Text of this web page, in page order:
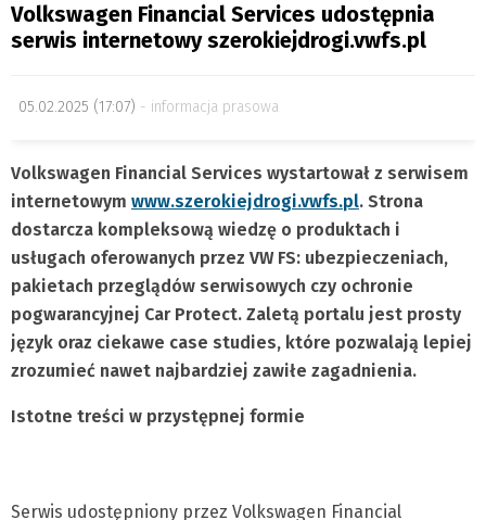
Volkswagen Financial Services udostępnia
serwis internetowy szerokiejdrogi.vwfs.pl
05.02.2025 (17:07) informacja prasowa
Volkswagen Financial Services wystartował z serwisem
internetowym www.szerokiejdrogi.vwfs.pl. Strona
dostarcza kompleksową wiedzę o produktach i
usługach oferowanych przez VW FS: ubezpieczeniach,
pakietach przeglądów serwisowych czy ochronie
pogwarancyjnej Car Protect. Zaletą portalu jest prosty
język oraz ciekawe case studies, które pozwalają lepiej
zrozumieć nawet najbardziej zawiłe zagadnienia.
Istotne treści w przystępnej formie
Serwis udostępniony przez Volkswagen Financial